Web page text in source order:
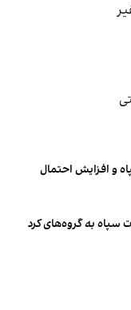
و افزایش احتمال
به گروه‌های کرد